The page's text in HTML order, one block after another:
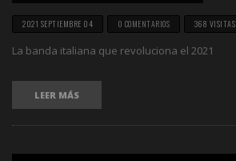
2021 SEPTIEMBRE 04 0 COMENTARIOS 368 VISITAS
La banda italiana que revoluciona el 2021
LEER MÁS